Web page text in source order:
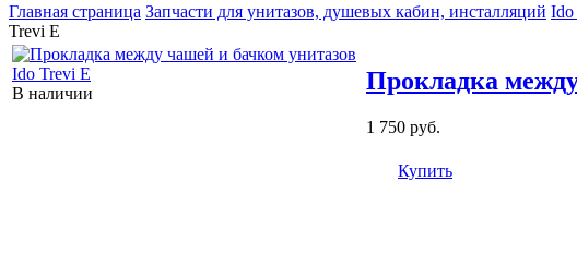
Главная страница Запчасти для унитазов, душевых кабин, инсталляций Ido
Trevi E
В наличии Прокладка
1 750 руб.
Купить